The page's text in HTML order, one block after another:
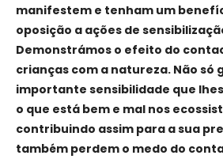
manifestem e tenham um
oposição a ações de
Demonstrámos o efeito do
crianças com a natureza. Não só
importante sensibilidade que
o que está bem e mal nos
contribuindo assim para a sua
também perdem o medo do